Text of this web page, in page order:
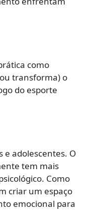
como
transforma) o
do esporte
e adolescentes. O
tem mais
Como
criar um espaço
emocional para